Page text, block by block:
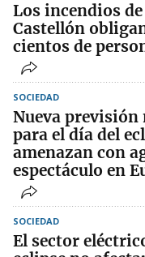
Los incendios
Castellón
cientos de
SOCIEDAD
Nueva previsión
para el día del
amenazan con
espectáculo en
SOCIEDAD
El sector